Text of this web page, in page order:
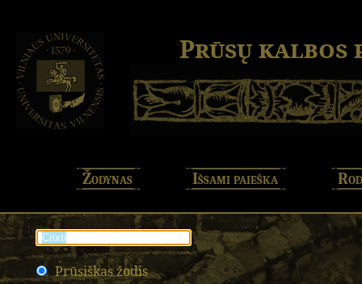
Prūsų kalbos
Žodynas Išsami paieška
Prūsiškas žodis